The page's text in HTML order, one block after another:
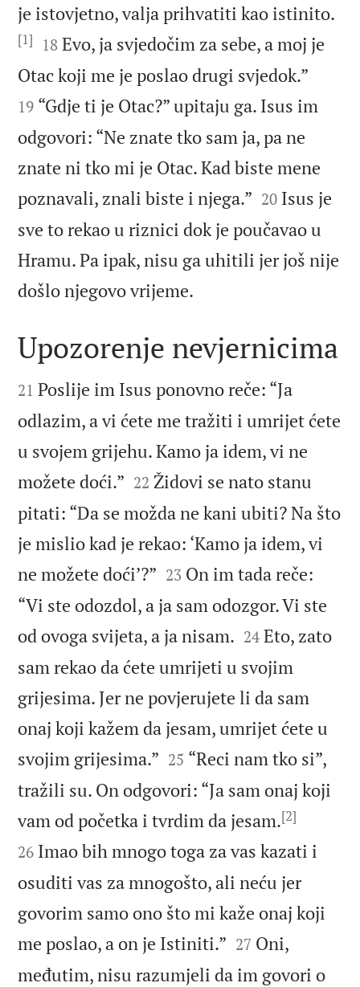
je istovjetno, valja prihvatiti kao istinito.
[1] 

18 Evo, ja svjedočim za sebe, a moj je
Otac koji me je poslao drugi svjedok.”
19 “Gdje ti je Otac?” upitaju ga. Isus im
odgovori: “Ne znate tko sam ja, pa ne
znate ni tko mi je Otac. Kad biste mene
poznavali, znali biste i njega.” 

20 Isus je
sve to rekao u riznici dok je poučavao u
Hramu. Pa ipak, nisu ga uhitili jer još nije
došlo njegovo vrijeme.

Upozorenje nevjernicima

21 Poslije im Isus ponovno reče: “Ja
odlazim, a vi ćete me tražiti i umrijet ćete
u svojem grijehu. Kamo ja idem, vi ne
možete doći.” 

22 Židovi se nato stanu
pitati: “Da se možda ne kani ubiti? Na što
je mislio kad je rekao: ‘Kamo ja idem, vi
ne možete doći’?” 

23 On im tada reče:
“Vi ste odozdol, a ja sam odozgor. Vi ste
od ovoga svijeta, a ja nisam. 

24 Eto, zato
sam rekao da ćete umrijeti u svojim
grijesima. Jer ne povjerujete li da sam
onaj koji kažem da jesam, umrijet ćete u
svojim grijesima.” 

25 “Reci nam tko si”,
tražili su. On odgovori: “Ja sam onaj koji
vam od početka i tvrdim da jesam.[2]
26 Imao bih mnogo toga za vas kazati i
osuditi vas za mnogošto, ali neću jer
govorim samo ono što mi kaže onaj koji
me poslao, a on je Istiniti.” 

27 Oni,
međutim, nisu razumjeli da im govori o